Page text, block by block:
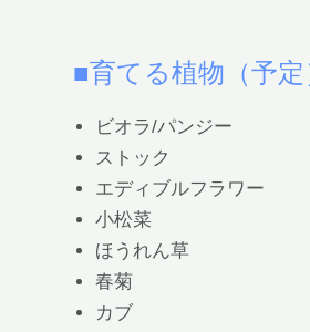
■育てる植物（予定
ビオラ/パンジー
ストック
エディブルフラワー
小松菜
ほうれん草
春菊
カブ